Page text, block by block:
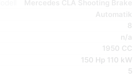
8
n/a
1950 CC
150 Hp 110 kW
5